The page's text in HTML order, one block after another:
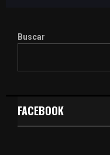
Buscar
FACEBOOK